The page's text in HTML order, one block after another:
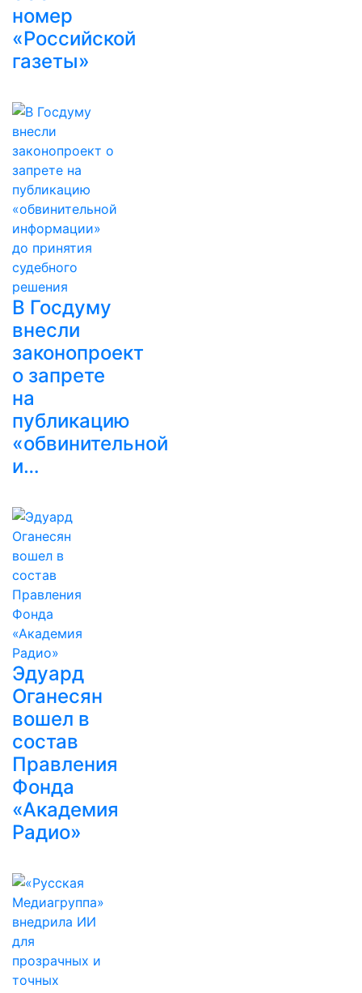
номер
«Российской
газеты»
В Госдуму
внесли
законопроект
о запрете
на
публикацию
«обвинительной
и…
Эдуард
Оганесян
вошел в
состав
Правления
Фонда
«Академия
Радио»